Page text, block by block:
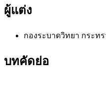
ผู้แต่ง
กองระบาดวิทยา กระท
บทคัดย่อ